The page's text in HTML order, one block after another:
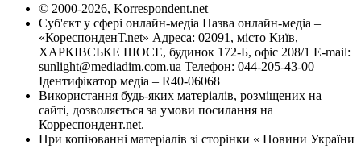
© 2000-2026, Korrespondent.net
Суб'єкт у сфері онлайн-медіа Назва онлайн-медіа –
«КореспонденТ.net» Адреса: 02091, місто Київ,
ХАРКІВСЬКЕ ШОСЕ, будинок 172-Б, офіс 208/1 E-mail:
sunlight@mediadim.com.ua Телефон: 044-205-43-00
Ідентифікатор медіа – R40-06068
Використання будь-яких матеріалів, розміщених на
сайті, дозволяється за умови посилання на
Корреспондент.net.
При копіюванні матеріалів зі сторінки « Новини України